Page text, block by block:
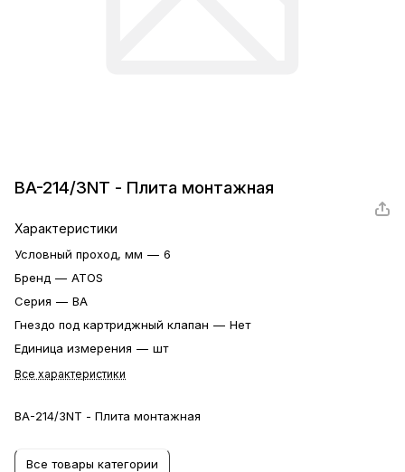
BA-214/3NT - Плита монтажная
Характеристики
Условный проход, мм — 6
Бренд — ATOS
Серия — BA
Гнездо под картриджный клапан — Нет
Единица измерения — шт
Все характеристики
BA-214/3NT - Плита монтажная
Все товары категории